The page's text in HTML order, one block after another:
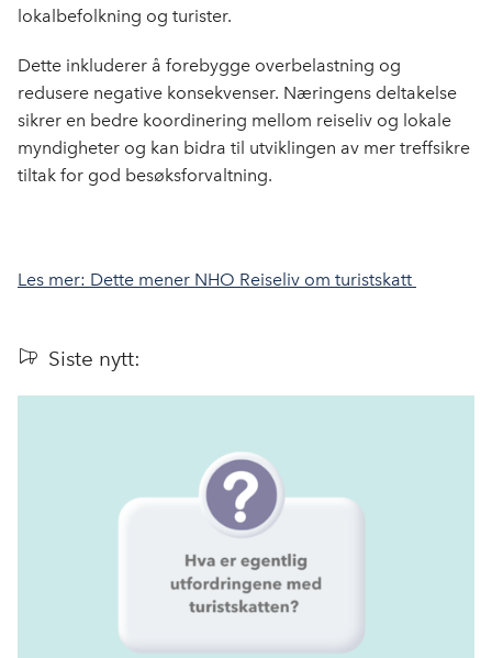
lokalbefolkning og turister.
Dette inkluderer å forebygge overbelastning og
redusere negative konsekvenser. Næringens deltakelse
sikrer en bedre koordinering mellom reiseliv og lokale
myndigheter og kan bidra til utviklingen av mer treffsikre
tiltak for god besøksforvaltning.
Les mer: Dette mener NHO Reiseliv om turistskatt
Siste nytt: